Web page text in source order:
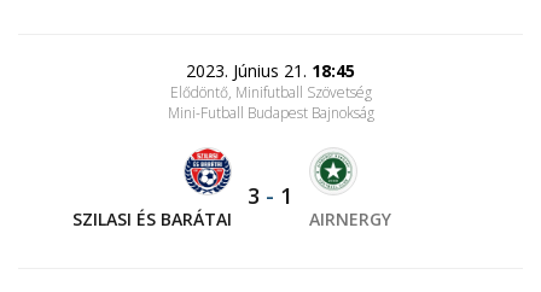
2023. Június 21. 18:45
Elődöntő, Minifutball Szövetség
Mini-Futball Budapest Bajnokság
SZILASI ÉS BARÁTAI
3 - 1
AIRNERGY